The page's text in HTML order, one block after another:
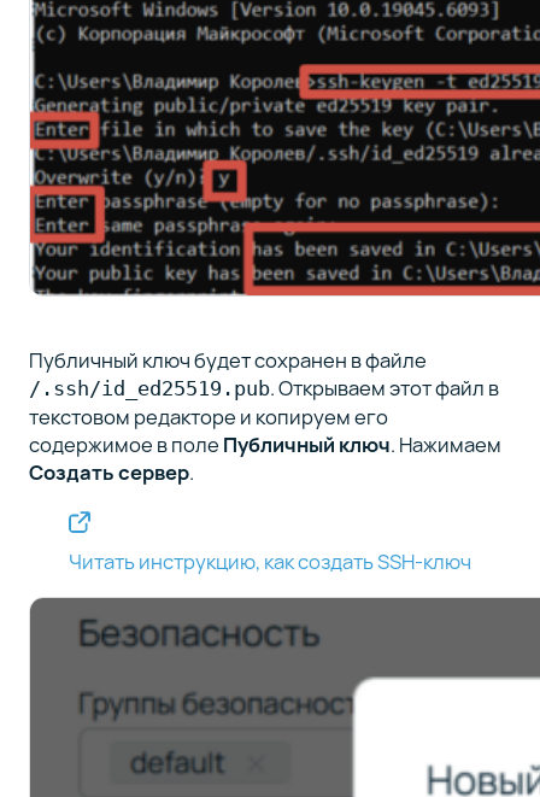
Публичный ключ будет сохранен в файле
/.ssh/id_ed25519.pub. Открываем этот файл в
текстовом редакторе и копируем его
содержимое в поле Публичный ключ. Нажимаем
Создать сервер.
Читать инструкцию, как создать SSH-ключ